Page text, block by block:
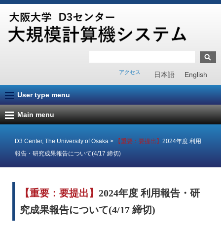
日本語 English
アクセス
User type menu
Main menu
D3 Center, The University of Osaka > 【重要：要提出】 2024年度 利用
報告・研究成果報告について(4/17 締切)
【重要：要提出】 2024年度 利用報告・研
究成果報告について(4/17 締切)